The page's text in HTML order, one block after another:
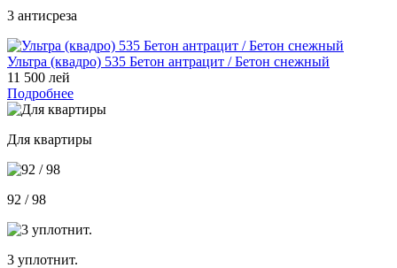
3 антисреза
Ультра (квадро) 535 Бетон антрацит / Бетон снежный
11 500 лей
Подробнее
Для квартиры
92 / 98
3 уплотнит.